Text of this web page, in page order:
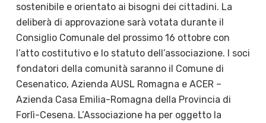
sostenibile e orientato ai bisogni dei cittadini. La
deliberà di approvazione sarà votata durante il
Consiglio Comunale del prossimo 16 ottobre con
l’atto costitutivo e lo statuto dell’associazione. I soci
fondatori della comunità saranno il Comune di
Cesenatico, Azienda AUSL Romagna e ACER –
Azienda Casa Emilia-Romagna della Provincia di
Forlì-Cesena. L’Associazione ha per oggetto la